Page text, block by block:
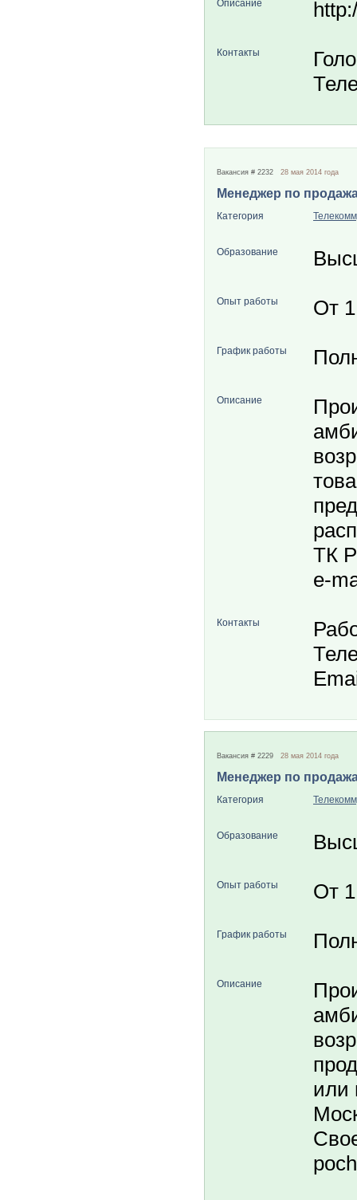
Описание
Контакты
Вакансия # 2232 28 мая 2014 года
Менеджер по
Категория
Образование
Опыт работы От
График работы
Описание
ТК
e-
Контакты
Вакансия # 2229 28 мая 2014 года
Менеджер по
Категория
Образование
Опыт работы От
График работы
Описание
или